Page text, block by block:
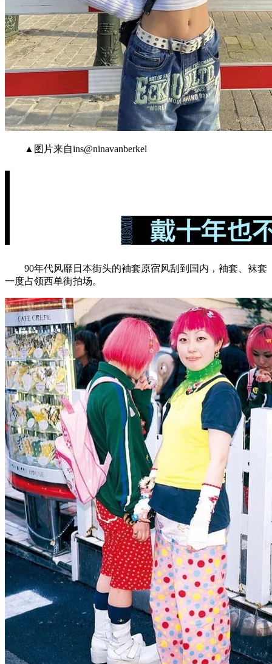
▲图片来自ins@ninavanberkel
90年代风靡日本街头的袖套原宿风刮到国内，袖套、袜套
一度占领西单街拍场。